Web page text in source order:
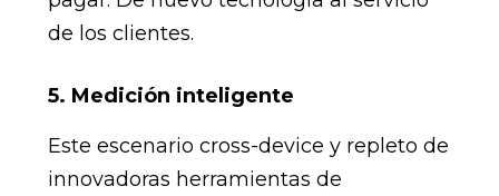
de los clientes.
5. Medición inteligente
Este escenario cross-device y repleto de
innovadoras herramientas de